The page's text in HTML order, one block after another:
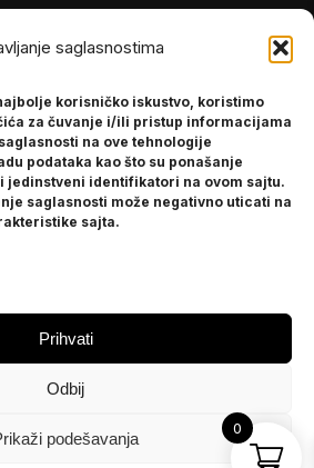
saglasnostima
korisničko iskustvo, koristimo
za čuvanje i/ili pristup informacijama
na ove tehnologije
podataka kao što su ponašanje
identifikatori na ovom sajtu.
saglasnosti može negativno uticati na
sajta.
Prihvati
Odbij
podešavanja
0